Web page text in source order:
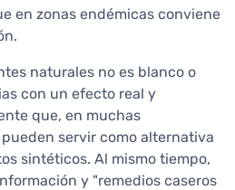
en zonas endémicas conviene
naturales no es blanco o
con un efecto real y
que, en muchas
servir como alternativa
sintéticos. Al mismo tiempo,
y "remedios caseros